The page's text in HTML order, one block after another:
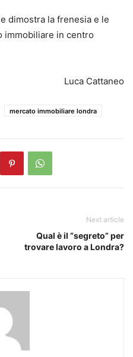
dimostra la frenesia e le
immobiliare in centro
Luca Cattaneo
mercato immobiliare londra
Next article
Qual è il “segreto” per
trovare lavoro a Londra?